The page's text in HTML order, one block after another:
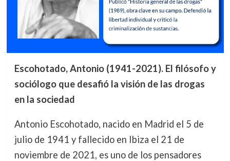
Escohotado, Antonio (1941-2021). El filósofo y
sociólogo que desafió la visión de las drogas
en la sociedad
Antonio Escohotado, nacido en Madrid el 5 de
julio de 1941 y fallecido en Ibiza el 21 de
noviembre de 2021, es uno de los pensadores